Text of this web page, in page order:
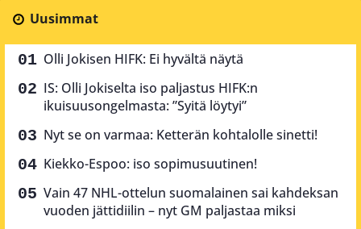
Uusimmat
Olli Jokisen HIFK: Ei hyvältä näytä
IS: Olli Jokiselta iso paljastus HIFK:n
ikuisuusongelmasta: ”Syitä löytyi”
Nyt se on varmaa: Ketterän kohtalolle sinetti!
Kiekko-Espoo: iso sopimusuutinen!
Vain 47 NHL-ottelun suomalainen sai kahdeksan
vuoden jättidiilin – nyt GM paljastaa miksi